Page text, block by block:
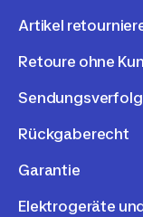
Artikel
Retoure ohne
Rückgaberecht
Garantie
Elektrogeräte